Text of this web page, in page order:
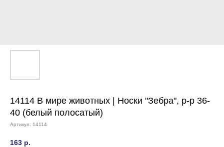
14114 В мире животных | Носки "Зебра", р-р 36-
40 (белый полосатый)
Артикул: 14114
163 р.